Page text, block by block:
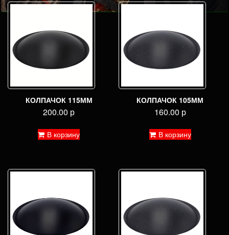
КОЛПАЧОК 115ММ
200.00 р
В корзину
КОЛПАЧОК 105ММ
160.00 р
В корзину